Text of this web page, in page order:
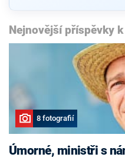
Nejnovější příspěvky
8 fotografií
Úmorné, ministři s